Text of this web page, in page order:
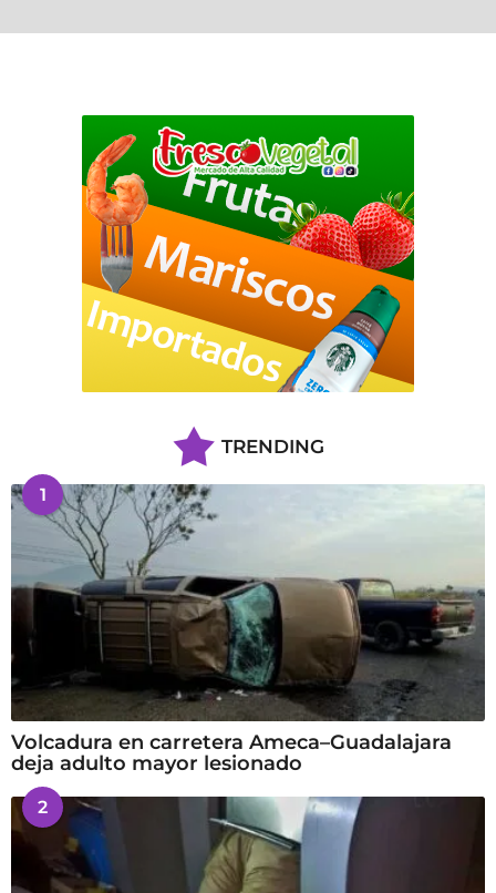
TRENDING
1
Volcadura en carretera Ameca–Guadalajara
deja adulto mayor lesionado
2